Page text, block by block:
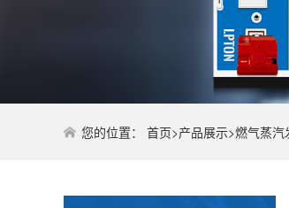
您的位置： 首页>产品展示>燃气蒸汽